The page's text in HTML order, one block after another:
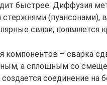
быстрее. Диффузия
(пуансонами),
связи, появляется
компонентов – сварка
а сплошным со
соединение на